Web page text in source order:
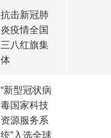
抗击新冠肺
炎疫情全国
三八红旗集
体
“新型冠状病
毒国家科技
资源服务系
统”入选全球